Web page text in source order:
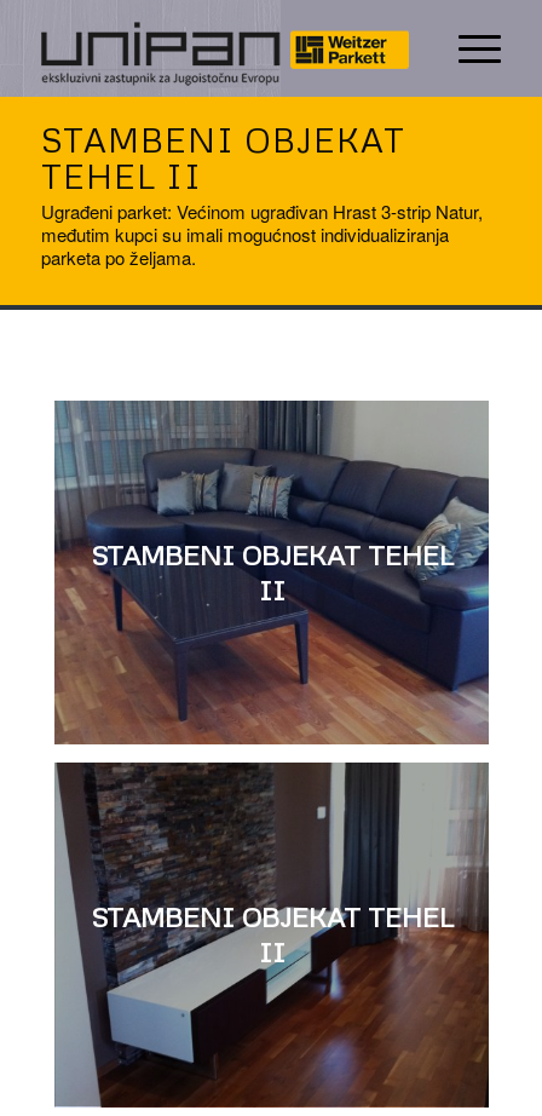
STAMBENI OBJEKAT
TEHEL II
Ugrađeni parket: Većinom ugrađivan Hrast 3-strip Natur,
međutim kupci su imali mogućnost individualiziranja
parketa po željama.
STAMBENI OBJEKAT TEHEL
II
STAMBENI OBJEKAT TEHEL
II